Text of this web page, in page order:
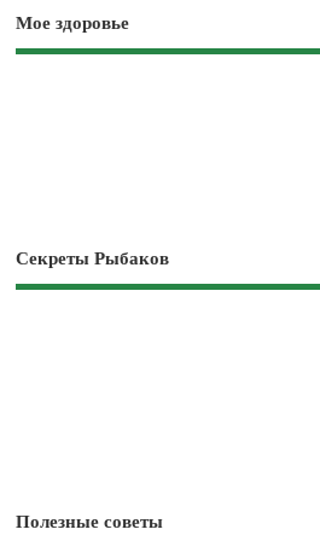
Мое здоровье
Секреты Рыбаков
Полезные советы